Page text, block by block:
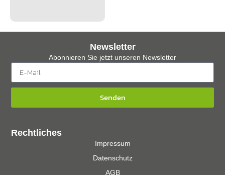
Rechtliches
Impressum
Datenschutz
AGB
Newsletter
Abonnieren Sie jetzt unseren Newsletter
Senden